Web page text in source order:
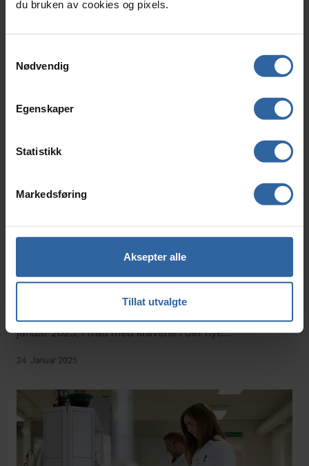
du bruken av cookies og pixels.
Nødvendig
Egenskaper
Statistikk
Markedsføring
Aksepter alle
Tillat utvalgte
ETS2 kvotesystem
januar 2025, i tråd med kravene i det nye...
24. Januar 2025